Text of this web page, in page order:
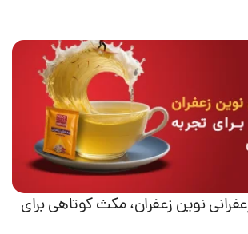
نوین زعفران، مکث کوتاهی برای